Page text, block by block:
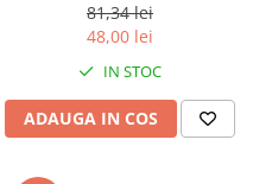
81,34 lei
48,00 lei
IN STOC
ADAUGA IN COS